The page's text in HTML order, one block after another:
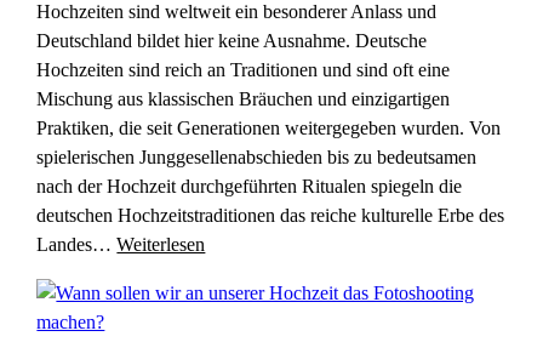
Hochzeiten sind weltweit ein besonderer Anlass und
Deutschland bildet hier keine Ausnahme. Deutsche
Hochzeiten sind reich an Traditionen und sind oft eine
Mischung aus klassischen Bräuchen und einzigartigen
Praktiken, die seit Generationen weitergegeben wurden. Von
spielerischen Junggesellenabschieden bis zu bedeutsamen
nach der Hochzeit durchgeführten Ritualen spiegeln die
deutschen Hochzeitstraditionen das reiche kulturelle Erbe des
Landes…Weiterlesen